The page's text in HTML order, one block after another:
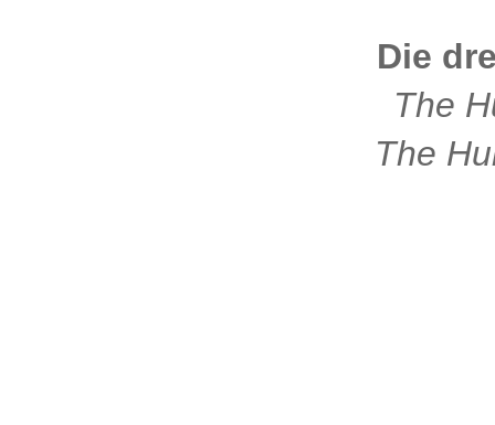
Die
The
The